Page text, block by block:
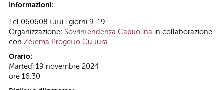
Informazioni:
Tel 060608 tutti i giorni 9-19
Organizzazione: Sovrintendenza Capitolina in collaborazione
con Zètema Progetto Cultura
Orario:
Martedì 19 novembre 2024
ore 16.30